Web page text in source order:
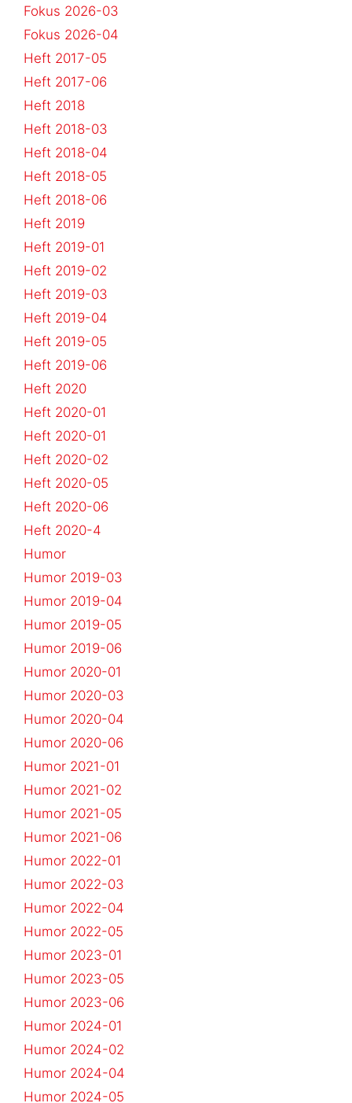
Fokus 2026-03
Fokus 2026-04
Heft 2017-05
Heft 2017-06
Heft 2018
Heft 2018-03
Heft 2018-04
Heft 2018-05
Heft 2018-06
Heft 2019
Heft 2019-01
Heft 2019-02
Heft 2019-03
Heft 2019-04
Heft 2019-05
Heft 2019-06
Heft 2020
Heft 2020-01
Heft 2020-01
Heft 2020-02
Heft 2020-05
Heft 2020-06
Heft 2020-4
Humor
Humor 2019-03
Humor 2019-04
Humor 2019-05
Humor 2019-06
Humor 2020-01
Humor 2020-03
Humor 2020-04
Humor 2020-06
Humor 2021-01
Humor 2021-02
Humor 2021-05
Humor 2021-06
Humor 2022-01
Humor 2022-03
Humor 2022-04
Humor 2022-05
Humor 2023-01
Humor 2023-05
Humor 2023-06
Humor 2024-01
Humor 2024-02
Humor 2024-04
Humor 2024-05